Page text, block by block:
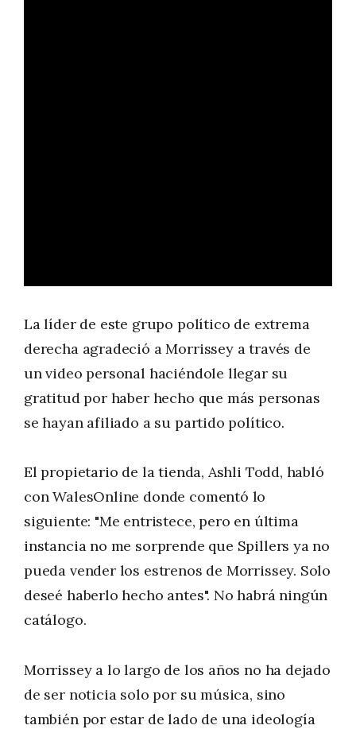
La líder de este grupo político de extrema
derecha agradeció a Morrissey a través de
un video personal haciéndole llegar su
gratitud por haber hecho que más personas
se hayan afiliado a su partido político.
El propietario de la tienda, Ashli ​​Todd, habló
con WalesOnline donde comentó lo
siguiente: "Me entristece, pero en última
instancia no me sorprende que Spillers ya no
pueda vender los estrenos de Morrissey. Solo
deseé haberlo hecho antes". No habrá ningún
catálogo.
Morrissey a lo largo de los años no ha dejado
de ser noticia solo por su música, sino
también por estar de lado de una ideología